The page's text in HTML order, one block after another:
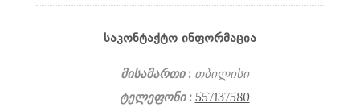
ᲡᲐᲙᲝᲜᲢᲐᲥᲢᲝ ᲘᲜᲤᲝᲠᲛᲐᲪᲘᲐ
მისამართი : თბილისი
ტელეფონი : 557137580